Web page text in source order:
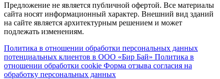
Предложение не является публичной офертой. Все материалы
сайта носят информационный характер. Внешний вид зданий
на сайте является архитектурным решением и может
подлежать изменениям.
Политика в отношении обработки персональных данных
потенциальных клиентов в ООО «Бир Бай» Политика в
отношении обработки cookie Форма отзыва согласия на
обработку персональных данных